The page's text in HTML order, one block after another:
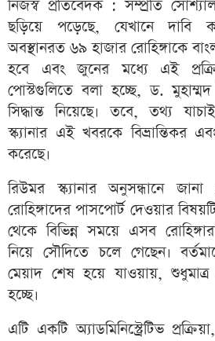
নিজস্ব প্রতিবেদক : সম্প্রতি
ছড়িয়ে পড়েছে, যেখানে দাবি
অবস্থানরত ৬৯ হাজার রোহিঙ্গাকে
হবে এবং জুনের মধ্যে এই
পোস্টগুলিতে বলা হচ্ছে, ড.
সিদ্ধান্ত নিয়েছে। তবে, তথ্য
স্ক্যানার এই খবরকে বিভ্রান্তিকর
করেছে।
রিউমর স্ক্যানার অনুসন্ধানে
রোহিঙ্গাদের পাসপোর্ট দেওয়ার
থেকে বিভিন্ন সময়ে এসব
নিয়ে সৌদিতে চলে গেছেন।
মেয়াদ শেষ হয়ে যাওয়ায়,
হচ্ছে।
এটি একটি অ্যাডমিনিস্ট্রেটিভ